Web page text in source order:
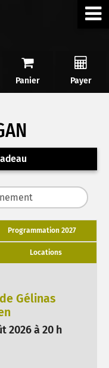
Panier Payer
Programmation 2027
Locations
Gélinas
2026 à 20 h